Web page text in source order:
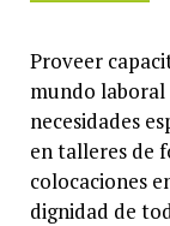
Proveer
mundo laboral
necesidades
en talleres de
colocaciones
dignidad de